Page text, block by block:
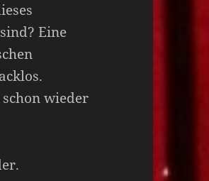
Eine
wieder